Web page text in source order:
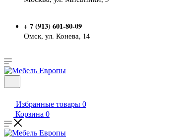
+ 7 (913) 601-80-09
Омск, ул. Конева, 14
Избранные товары 0
Корзина 0